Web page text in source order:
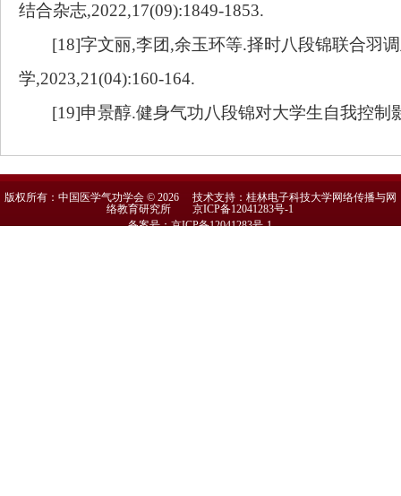
结合杂志,2022,17(09):1849-1853.
[18]字文丽,李团,余玉环等.择时八段锦联合羽
学,2023,21(04):160-164.
[19]申景醇.健身气功八段锦对大学生自我控
版权所有：中国医学气功学会 © 2026 技术支持：桂林电子科技大学网络传播与网
络教育研究所京ICP备12041283号-1
备案号：京ICP备12041283号-1